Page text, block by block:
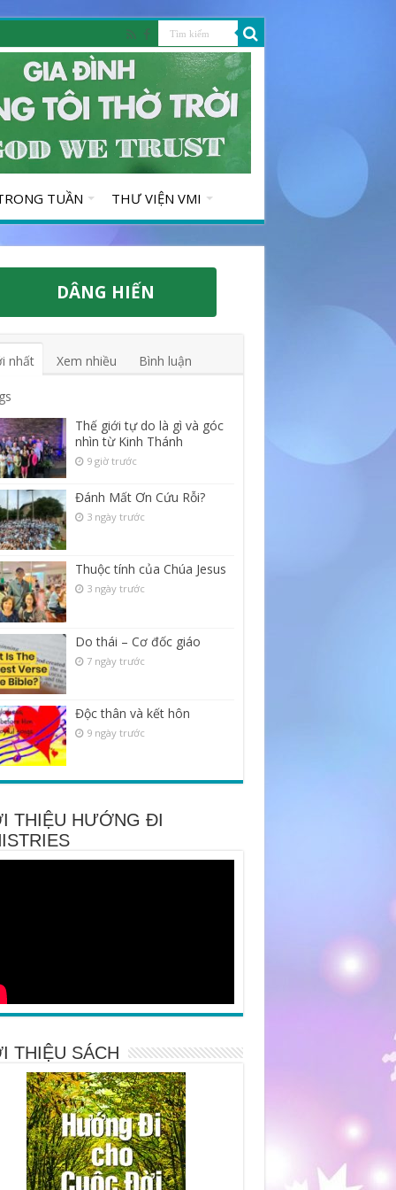
TUẦN THƯ VIỆN VMI
DÂNG HIẾN
nhất Xem nhiều Bình luận
Thế giới tự do là gì và góc
nhìn từ Kinh Thánh
9 giờ trước
Đánh Mất Ơn Cứu Rỗi?
3 ngày trước
Thuộc tính của Chúa Jesus
3 ngày trước
Do thái – Cơ đốc giáo
7 ngày trước
Độc thân và kết hôn
9 ngày trước
THIỆU HƯỚNG ĐI
THIỆU SÁCH